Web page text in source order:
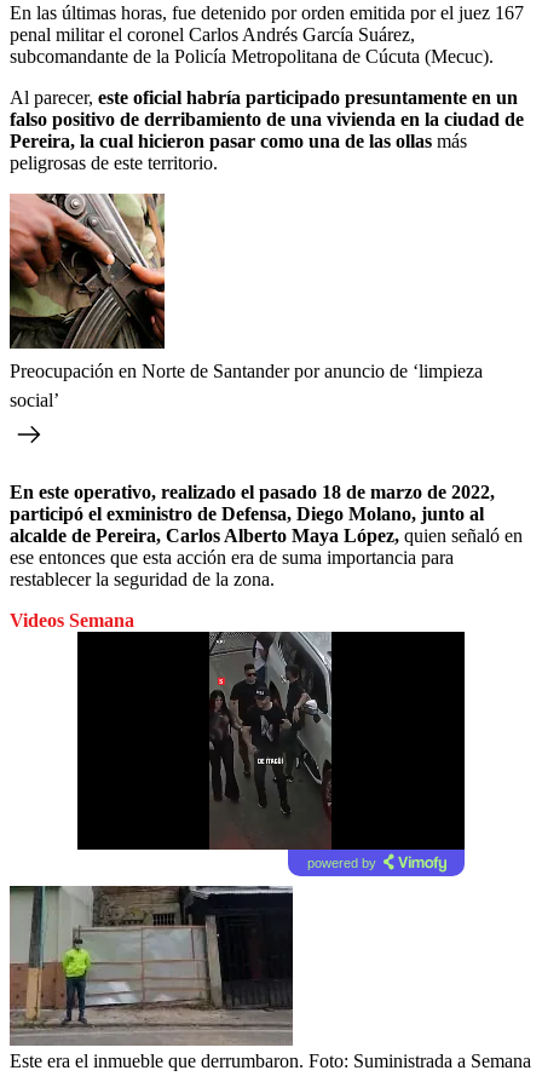
En las últimas horas, fue detenido por orden emitida por el juez 167
penal militar el coronel Carlos Andrés García Suárez,
subcomandante de la Policía Metropolitana de Cúcuta (Mecuc).
Al parecer, este oficial habría participado presuntamente en un
falso positivo de derribamiento de una vivienda en la ciudad de
Pereira, la cual hicieron pasar como una de las ollas más
peligrosas de este territorio.
Preocupación en Norte de Santander por anuncio de ‘limpieza
social’
En este operativo, realizado el pasado 18 de marzo de 2022,
participó el exministro de Defensa, Diego Molano, junto al
alcalde de Pereira, Carlos Alberto Maya López, quien señaló en
ese entonces que esta acción era de suma importancia para
restablecer la seguridad de la zona.
Videos Semana
powered by
Este era el inmueble que derrumbaron. Foto: Suministrada a Semana